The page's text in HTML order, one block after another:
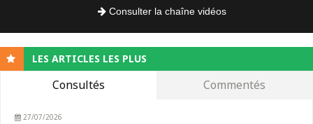
Consulter la chaîne vidéos
LES ARTICLES LES PLUS
Consultés Commentés
27/07/2026